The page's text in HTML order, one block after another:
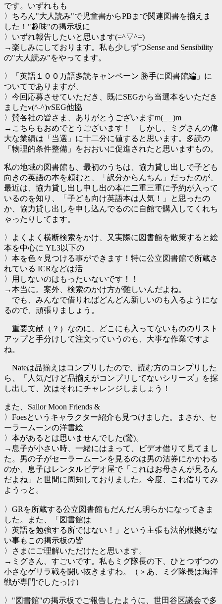
です。いずれもも
〉ちろん"大人読み"で児童書からPBまで関連図書を揃えま
した！"趣味"の掲示板に
〉いずれ報告したいと思います(=^▽^=)
→楽しみにしております。私も少しずつSense and Sensibility
の"大人読み"をやってます。
〉「英語１００万語多読キャンペーン 勝手に図書館編」に
ついてでありますが、
〉今回応募させていただき、既にSEGから当選本をいただき
ましたv(^-^)vSEG他協
〉賛各社の皆さま、ありがとうございますm(_ _)m
→こちらもおめでとうございます！ しかし、ミグさんの偉
大な業績は「当選」に十二分に値すると思います。多読の
「物理的条件整備」をおおいに促進されたと思いますもの。
私の地域の図書館も、最初のうちは、協力貸し出しで子ども
向きの英語の本を頼むと、「訳分からんちん」だったのが、
最近は、協力貸し出し申し出の本に二重三重に予約が入って
いるのを知り、「子ども向け英語本は人気！」と思ったの
か、協力貸し出しを申し込んでるのに自館で購入してくれち
ゃったりしてます。
〉よくよく横断検索をかけ、又実際に図書館を散策すると絵
本を中心に YL3以下の
〉本を色々見つける事ができます！特に公立図書館で所蔵さ
れている ICRなどは活
〉用しないのはもったいないです！！
→本当に。案外、検索のかけ方が難しいんだよね。
でも、みんなで借りればどんどん新しいのも入るようにな
るので、頑張りましょう。
重要文献（？）なのに、どこにも入ってないもののリスト
アップと手分けして注文っていうのも、大事な作業ですよ
ね。
Nateは品揃えはコンプリしたので、読む方のコンプリした
ら、「人気だけど品揃えがコンプリしてないシリーズ」を探
し出して、次はそれにチャレンジしましょう！
また、Sailor Moon Friends &
〉Foesというキャラクター紹介も見つけました。まさか、セ
ーラームーンの洋書絵
〉本があるとは思いませんでした(驚)。
→息子が小さい時、一緒にはまって、ビデオ借りて見てまし
た。男の子がセーラームーンを見るのは男の沽券にかかわる
のか、息子はレンタルビデオ屋で「これはお母さんが見るん
だよね」と世間に周知しておりました。今度、これ借りてみ
ようっと。
〉GRを所蔵する公立図書館もだんだん明らかになってきま
した。また、「図書館は
〉英語を勉強する所ではない！」という主張も法的根拠がな
い事もこの掲示板の皆
〉さまにご理解いただけたと思います。
→ミグさん、すごいです。私もミグ隊長の下、ひとつずつの
小さなゲリラ戦を闘い抜きますわ。（＞あ、ミグ隊長は海洋
戦が専門でしたっけ）
〉"図書館"の掲示板でご報告したように、世田谷区議会で多